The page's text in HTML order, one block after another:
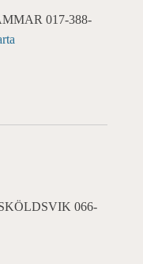
017-388-
066-